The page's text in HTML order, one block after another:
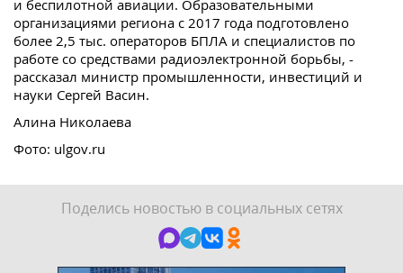
и беспилотной авиации. Образовательными
организациями региона с 2017 года подготовлено
более 2,5 тыс. операторов БПЛА и специалистов по
работе со средствами радиоэлектронной борьбы, -
рассказал министр промышленности, инвестиций и
науки Сергей Васин.
Алина Николаева
Фото: ulgov.ru
Поделись новостью в социальных сетях